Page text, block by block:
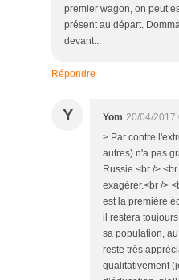
premier wagon, on peut
présent au départ.
devant...
Répondre
Y Yom 20/04/2017
> Par contre
autres) n'a pas
Russie.<br />
exagérer.<br />
est la première
il restera
sa population,
reste très
qualitativement